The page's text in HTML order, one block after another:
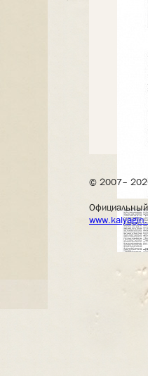
© 2007–
Официальный